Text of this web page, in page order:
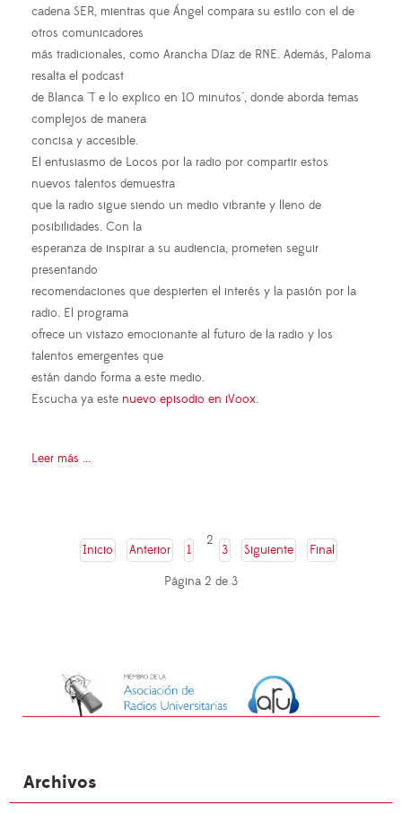
cadena SER, mientras que Ángel compara su estilo con el de
otros comunicadores
más tradicionales, como Arancha Díaz de RNE. Además, Paloma
resalta el podcast
de Blanca "T e lo explico en 10 minutos", donde aborda temas
complejos de manera
concisa y accesible.
El entusiasmo de Locos por la radio por compartir estos
nuevos talentos demuestra
que la radio sigue siendo un medio vibrante y lleno de
posibilidades. Con la
esperanza de inspirar a su audiencia, prometen seguir
presentando
recomendaciones que despierten el interés y la pasión por la
radio. El programa
ofrece un vistazo emocionante al futuro de la radio y los
talentos emergentes que
están dando forma a este medio.
Escucha ya este nuevo episodio en iVoox.
Leer más ...
Inicio Anterior 1
2
3 Siguiente
Final
Página 2 de 3
Archivos